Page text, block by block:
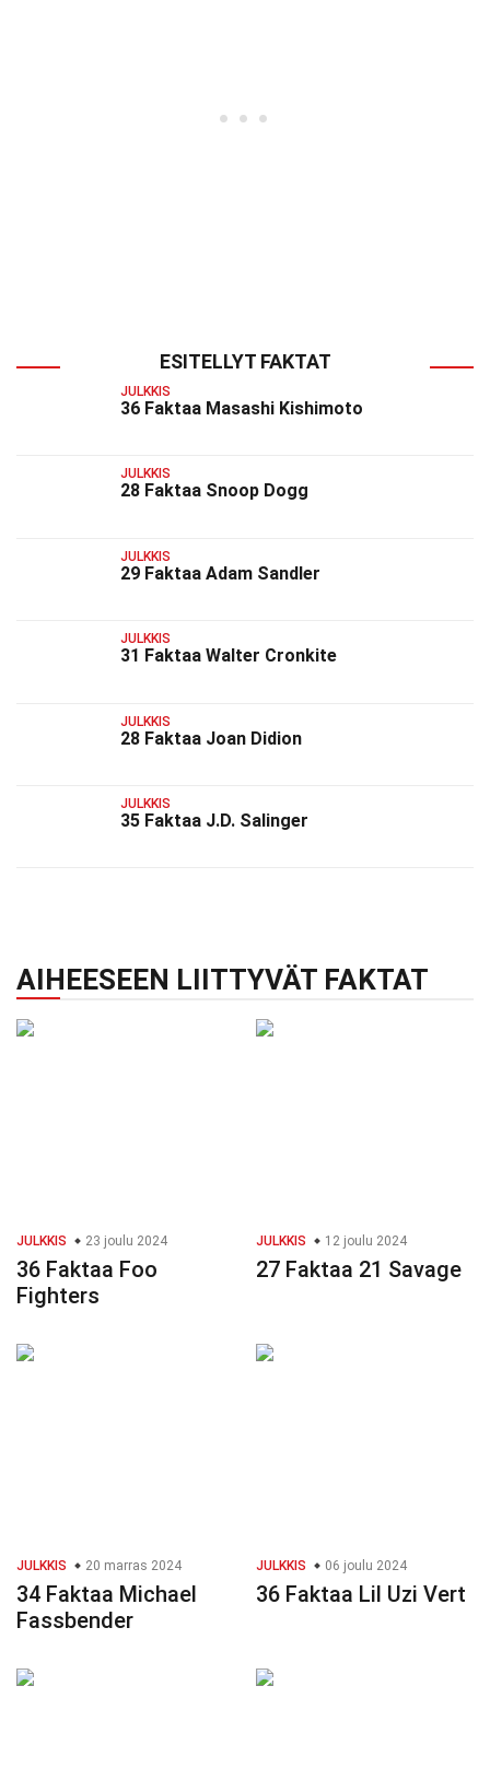
ESITELLYT FAKTAT
JULKKIS
36 Faktaa Masashi Kishimoto
JULKKIS
28 Faktaa Snoop Dogg
JULKKIS
29 Faktaa Adam Sandler
JULKKIS
31 Faktaa Walter Cronkite
JULKKIS
28 Faktaa Joan Didion
JULKKIS
35 Faktaa J.D. Salinger
AIHEESEEN LIITTYVÄT FAKTAT
JULKKIS 23 joulu 2024
36 Faktaa Foo
Fighters
JULKKIS 12 joulu 2024
27 Faktaa 21 Savage
JULKKIS 20 marras 2024
34 Faktaa Michael
Fassbender
JULKKIS 06 joulu 2024
36 Faktaa Lil Uzi Vert